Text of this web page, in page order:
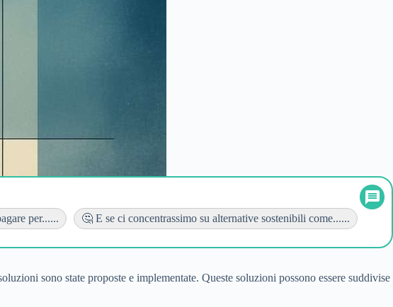
per...... 🤔 E se ci concentrassimo su alternative sostenibili come......
sono state proposte e implementate. Queste soluzioni possono essere suddivise